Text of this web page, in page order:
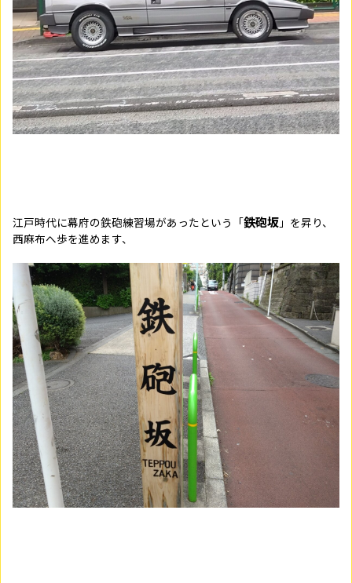
江戸時代に幕府の鉄砲練習場があったという「鉄砲坂 」を昇り、
西麻布へ歩を進めます、